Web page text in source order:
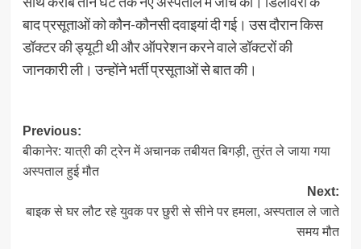
बाद प्रसूताओं को कौन-कौनसी दवाइयां दी गई। उस दौरान किस
डॉक्टर की ड्यूटी थी और ऑपरेशन करने वाले डॉक्टरों की
जानकारी ली। उन्होंने भर्ती प्रसूताओं से बात की।
Post
navigation
Previous:
बीकानेर: यात्री की ट्रेन में अचानक तबीयत बिगड़ी, तुरंत ले जाया गया
अस्पताल हुई मौत
Next:
बाइक से घर लौट रहे युवक पर छुरी से सीने पर हमला, अस्पताल ले जाते
समय मौत